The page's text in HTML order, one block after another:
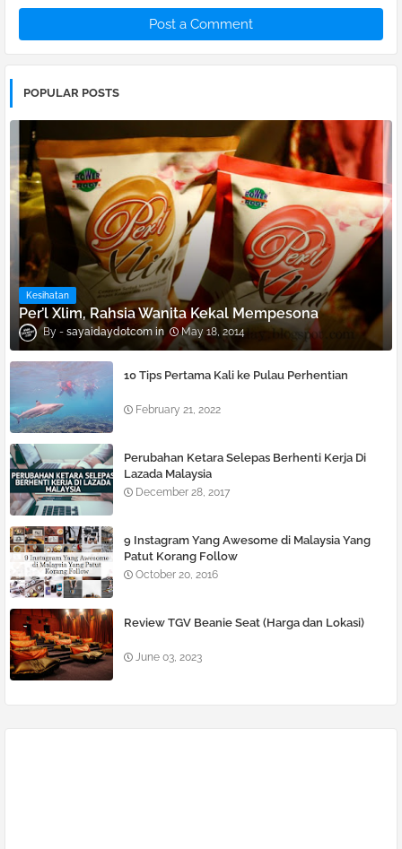
Post a Comment
POPULAR POSTS
Kesihatan
Per’l Xlim, Rahsia Wanita Kekal Mempesona
sayaidaydotcom May 18, 2014
10 Tips Pertama Kali ke Pulau Perhentian
February 21, 2022
Perubahan Ketara Selepas Berhenti Kerja Di
Lazada Malaysia
December 28, 2017
9 Instagram Yang Awesome di Malaysia Yang
Patut Korang Follow
October 20, 2016
Review TGV Beanie Seat (Harga dan Lokasi)
June 03, 2023